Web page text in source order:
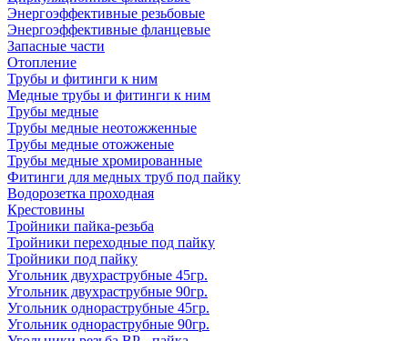
Энергоэффективные резьбовые
Энергоэффективные фланцевые
Запасные части
Отопление
Трубы и фитинги к ним
Медные трубы и фитинги к ним
Трубы медные
Трубы медные неотожженные
Трубы медные отожженые
Трубы медные хромированные
Фитинги для медных труб под пайку
Водорозетка проходная
Крестовины
Тройники пайка-резьба
Тройники переходные под пайку
Тройники под пайку
Угольник двухраструбные 45гр.
Угольник двухраструбные 90гр.
Угольник однораструбные 45гр.
Угольник однораструбные 90гр.